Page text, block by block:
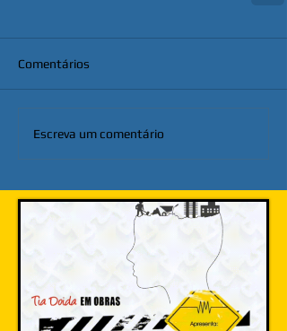
Comentários
Escreva um comentário